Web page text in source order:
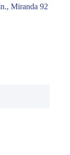
Miranda 92